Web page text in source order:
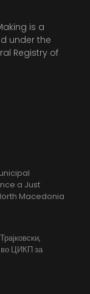
is a
under the
Registry of
a Just
Macedonia
во ЦИКП за